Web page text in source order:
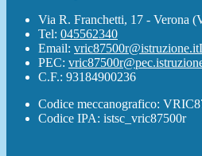
Via R. Franchetti, 17 - Verona
Tel: 045562340
Email: vric87500r@istruzione.it
PEC:
C.F.: 93184900236
Codice meccanografico:
Codice IPA: istsc_vric87500r